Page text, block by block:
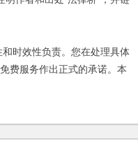
时效性负责。您在处理具体
费服务作出正式的承诺。本